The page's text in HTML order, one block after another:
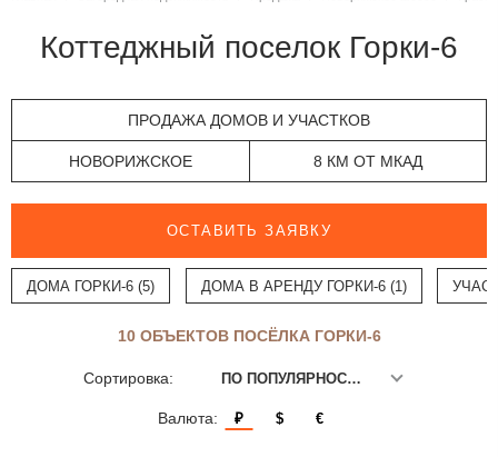
Коттеджный поселок Горки-6
ПРОДАЖА ДОМОВ И УЧАСТКОВ
НОВОРИЖСКОЕ 8 КМ ОТ МКАД
ОСТАВИТЬ ЗАЯВКУ
ДОМА ГОРКИ-6 (5) ДОМА В АРЕНДУ ГОРКИ-6 (1)
10 ОБЪЕКТОВ ПОСЁЛКА ГОРКИ-6
Сортировка: ПО ПОПУЛЯРНОСТИ
Валюта: ₽ $ €